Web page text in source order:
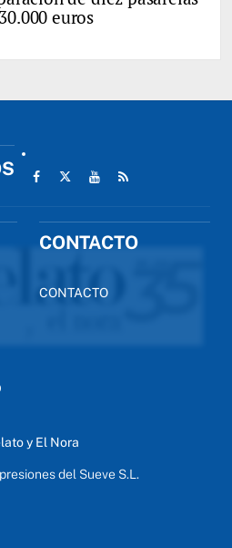
euros
CONTACTO
CONTACTO
y El Nora
del Sueve S.L.